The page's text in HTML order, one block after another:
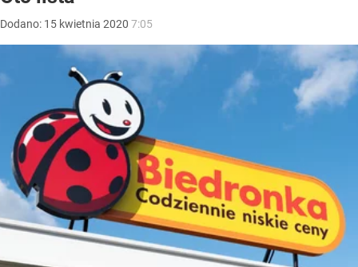
Dodano: 15 kwietnia 2020 7:05